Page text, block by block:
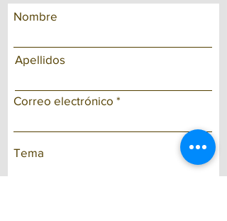
Nombre
Apellidos
Correo electrónico
Tema